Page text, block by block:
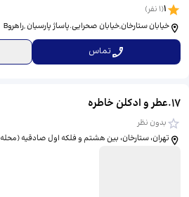
1
(
1 نفر)
خیابان ستارخان,خیابان صحرایی.پاساژ پارسیان ,راهروB
تماس
17
.عطر و ادکلن خاطره
بدون نظر
تهران، ستارخان، بین هشتم و فلکه اول صادقیه